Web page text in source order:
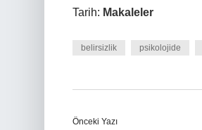
Tarih: Makaleler
belirsizlik psikolojide
Önceki Yazı